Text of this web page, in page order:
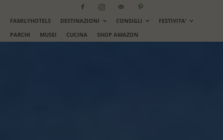
FAMILYHOTELS DESTINAZIONI CONSIGLI
FESTIVITA’
PARCHI
MUSEI CUCINA SHOP AMAZON